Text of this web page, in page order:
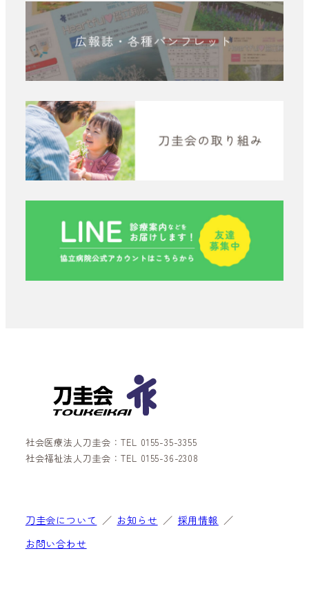
社会医療法人刀圭会：TEL 0155-35-3355
社会福祉法人刀圭会：TEL 0155-36-2308
刀圭会について お知らせ
採用情報
お問い合わせ